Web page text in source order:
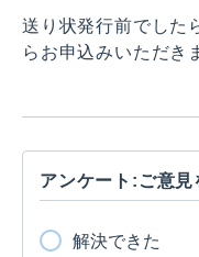
送り状発行前でした
らお申込みいただき
アンケート:ご意
解決できた